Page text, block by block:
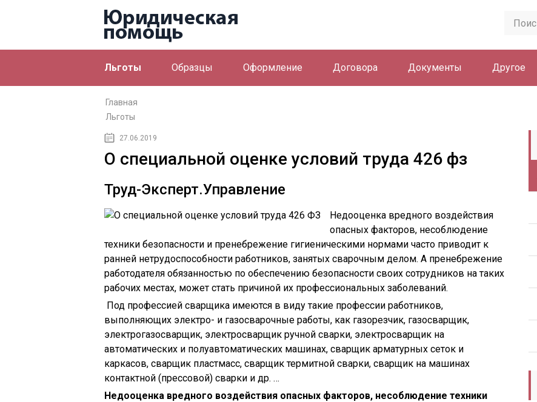
Льготы Образцы Оформление Договора Документы Другое
Главная
Льготы
27.06.2019
О специальной оценке условий труда 426 фз
Труд-Эксперт.Управление
Недооценка вредного воздействия
опасных факторов, несоблюдение
техники безопасности и пренебрежение гигиеническими нормами часто приводит к
ранней нетрудоспособности работников, занятых сварочным делом. А пренебрежение
работодателя обязанностью по обеспечению безопасности своих сотрудников на таких
рабочих местах, может стать причиной их профессиональных заболеваний.
Под профессией сварщика имеются в виду такие профессии работников,
выполняющих электро- и газосварочные работы, как газорезчик, газосварщик,
электрогазосварщик, электросварщик ручной сварки, электросварщик на
автоматических и полуавтоматических машинах, сварщик арматурных сеток и
каркасов, сварщик пластмасс, сварщик термитной сварки, сварщик на машинах
контактной (прессовой) сварки и др. …
Недооценка вредного воздействия опасных факторов, несоблюдение техники